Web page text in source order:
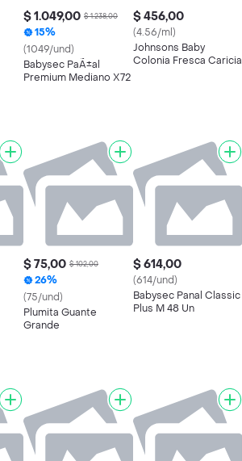
$ 1.049,00 $ 1.238,00
15%
(1049/und)
Babysec PaÃ±al
Premium Mediano X72
$ 456,00
(4.56/ml)
Johnsons Baby
Colonia Fresca Caricia
$ 75,00 $ 102,00
26%
(75/und)
Plumita Guante
Grande
$ 614,00
(614/und)
Babysec Panal Classic
Plus M 48 Un